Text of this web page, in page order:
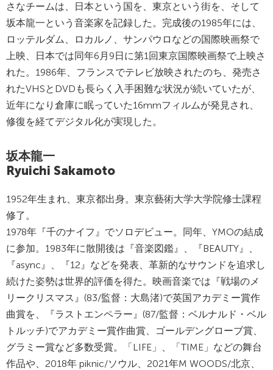
さなチームは、日本という国を、東京という街を、そして
坂本龍一という音楽家を記録した。完成後の1985年には、
ロッテルダム、ロカルノ、サンパウロなどの国際映画祭で
上映、日本では同年6月9日に第1回東京国際映画祭で上映さ
れた。1986年、フランスでテレビ放映されたのち、発売さ
れたVHSとDVDも長らく入手困難な状況が続いていたが、
近年になり倉庫に眠っていた16mmフィルムが発見され、
修復を経てデジタル化が実現した。
坂本龍一
Ryuichi Sakamoto
1952年生まれ、東京都出身。東京藝術大学大学院修士課程
修了。
1978年『千のナイフ』でソロデビュー。同年、YMOの結成
に参加。1983年に散開後は『音楽図鑑』、『BEAUTY』、
『async』、『12』などを発表、革新的なサウンドを追求し
続けた姿勢は世界的評価を得た。映画音楽では『戦場のメ
リークリスマス』(83/監督：大島渚)で英国アカデミー賞作
曲賞を、『ラストエンペラー』(87/監督：ベルナルド・ベル
トルッチ)でアカデミー賞作曲賞、ゴールデングローブ賞、
グラミー賞など多数受賞。「LIFE」、「TIME」などの舞台
作品や、2018年 piknic/ソウル、2021年M WOODS/北京、